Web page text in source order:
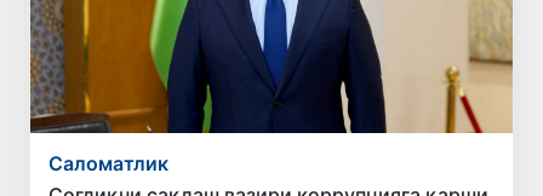
Саломатлик